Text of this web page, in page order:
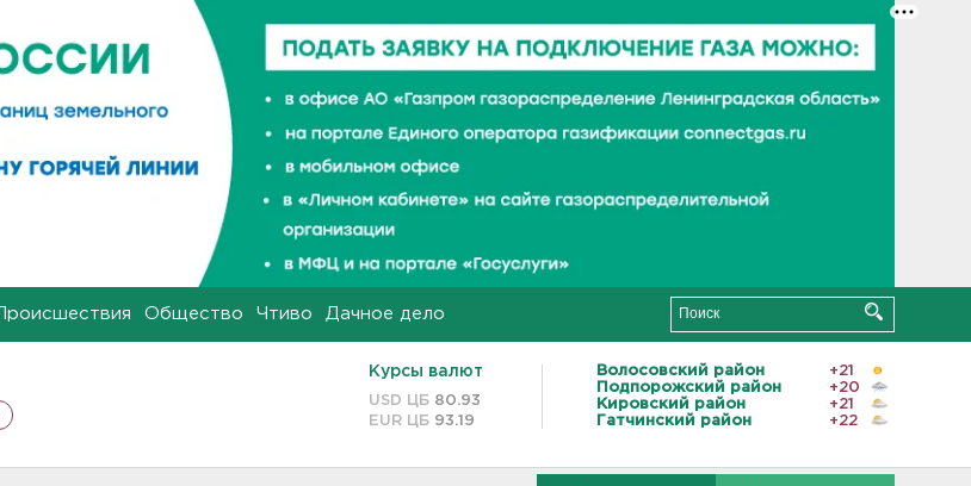
Происшествия Общество Чтиво Дачное дело
Курсы валют
USD ЦБ 80.93
EUR ЦБ 93.19
Волосовский район
+21
Подпорожский район
+20
Кировский район
+21
Гатчинский район
+22